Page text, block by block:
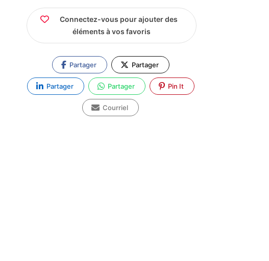
Connectez-vous pour ajouter des
éléments à vos favoris
Partager Partager
Partager Partager Pin It
Courriel